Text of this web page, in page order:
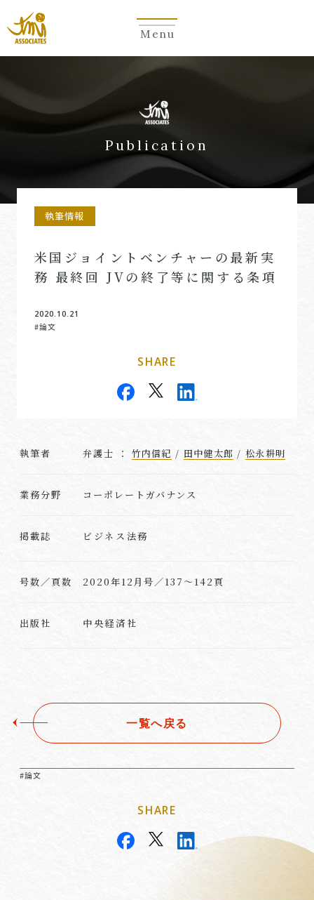
Menu
Publication
執筆情報
米国ジョイントベンチャーの最新実
務 最終回 JVの終了等に関する条項
2020.10.21
#論文
SHARE
執筆者 弁護士 ： 竹内信紀 / 田中健太郎 / 松永耕明
業務分野 コーポレートガバナンス
掲載誌 ビジネス法務
号数／頁数 2020年12月号／137～142頁
出版社 中央経済社
一覧へ戻る
#論文
SHARE